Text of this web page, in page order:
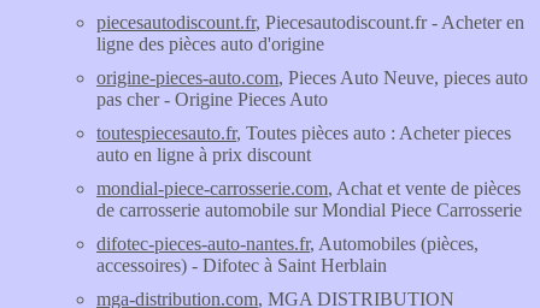
piecesautodiscount.fr, Piecesautodiscount.fr - Acheter en
ligne des pièces auto d'origine
origine-pieces-auto.com, Pieces Auto Neuve, pieces auto
pas cher - Origine Pieces Auto
toutespiecesauto.fr, Toutes pièces auto : Acheter pieces
auto en ligne à prix discount
mondial-piece-carrosserie.com, Achat et vente de pièces
de carrosserie automobile sur Mondial Piece Carrosserie
difotec-pieces-auto-nantes.fr, Automobiles (pièces,
accessoires) - Difotec à Saint Herblain
mga-distribution.com, MGA DISTRIBUTION